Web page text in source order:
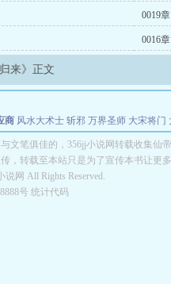
0019
0016
归来》正文
商 风水大术士 斩邪 万界圣师 大宋将门
娱特效大亨 原始大厨王 怪物聊天群 某
别打脸
文笔俱佳的，356jj小说网转载收集仙
，转载至本站只是为了宣传本书让更多
说网 All Rights Reserved.
号 统计代码